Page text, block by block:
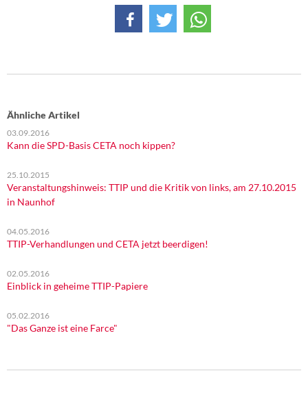
Ähnliche Artikel
03.09.2016
Kann die SPD-Basis CETA noch kippen?
25.10.2015
Veranstaltungshinweis: TTIP und die Kritik von links, am 27.10.2015
in Naunhof
04.05.2016
TTIP-Verhandlungen und CETA jetzt beerdigen!
02.05.2016
Einblick in geheime TTIP-Papiere
05.02.2016
"Das Ganze ist eine Farce"